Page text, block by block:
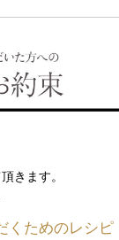
きます。
くためのレシピ